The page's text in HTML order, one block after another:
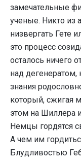
замечательные
ученые. Никто из
низвергать Гете
это процесс
осталось ничего
над дегенератом,
знания
который, сжигая
этом на Шиллера
Немцы гордятся
А чем им
Блудливостью